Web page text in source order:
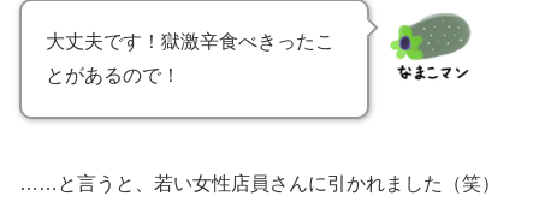
大丈夫です！獄激辛食べきったこ
とがあるので！
……と言うと、若い女性店員さんに引かれました（笑）